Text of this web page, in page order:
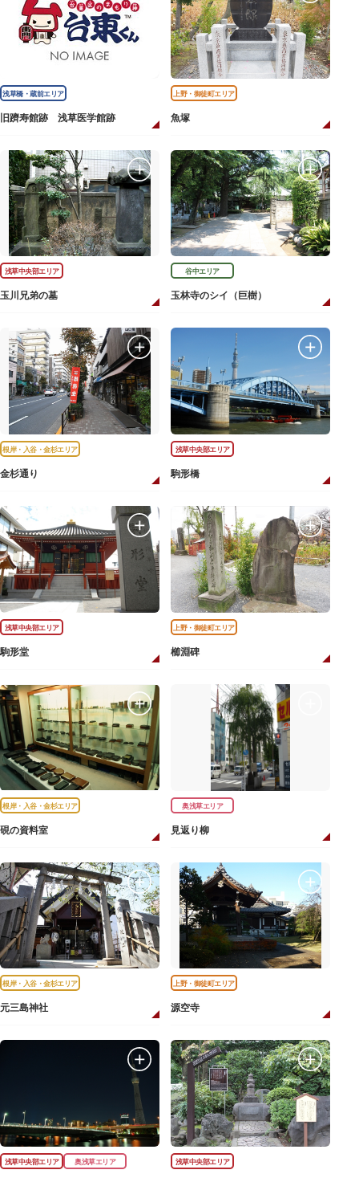
浅草橋・蔵前エリア
旧躋寿館跡 浅草医学館跡
上野・御徒町エリア
魚塚
浅草中央部エリア
玉川兄弟の墓
谷中エリア
玉林寺のシイ（巨樹）
根岸・入谷・金杉エリア
金杉通り
浅草中央部エリア
駒形橋
浅草中央部エリア
駒形堂
上野・御徒町エリア
櫛淵碑
根岸・入谷・金杉エリア
硯の資料室
奥浅草エリア
見返り柳
根岸・入谷・金杉エリア
元三島神社
上野・御徒町エリア
源空寺
浅草中央部エリア 奥浅草エリア 浅草中央部エリア